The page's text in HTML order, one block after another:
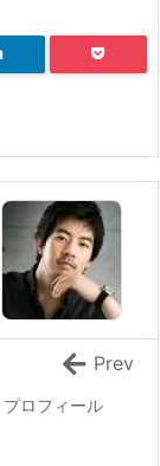
ロフィール
Prev